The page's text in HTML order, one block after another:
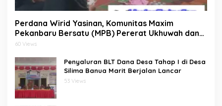
Perdana Wirid Yasinan, Komunitas Maxim
Pekanbaru Bersatu (MPB) Pererat Ukhuwah dan
Doa Bersama di Sekretariat
60 Views
Penyaluran BLT Dana Desa Tahap I di Desa
Silima Banua Marit Berjalan Lancar
53 Views